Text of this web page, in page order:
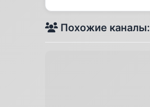
Похожие каналы: